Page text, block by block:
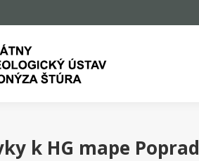
k HG mape Poprad